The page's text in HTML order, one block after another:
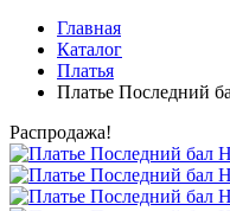
Главная
Каталог
Платья
Платье Последний
Распродажа!